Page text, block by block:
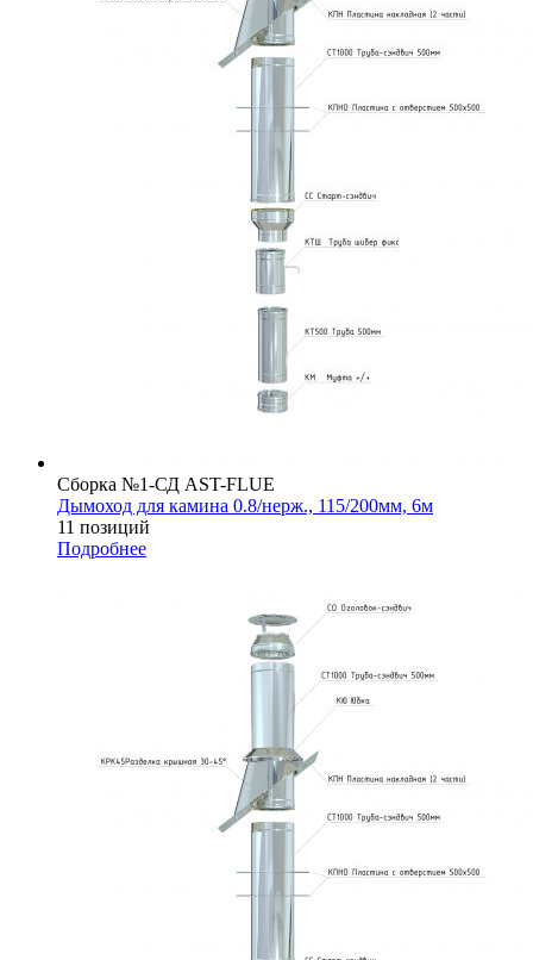
Сборка №1-СД AST-FLUE
Дымоход для камина 0.8/нерж., 115/200мм, 6м
11 позиций
Подробнее